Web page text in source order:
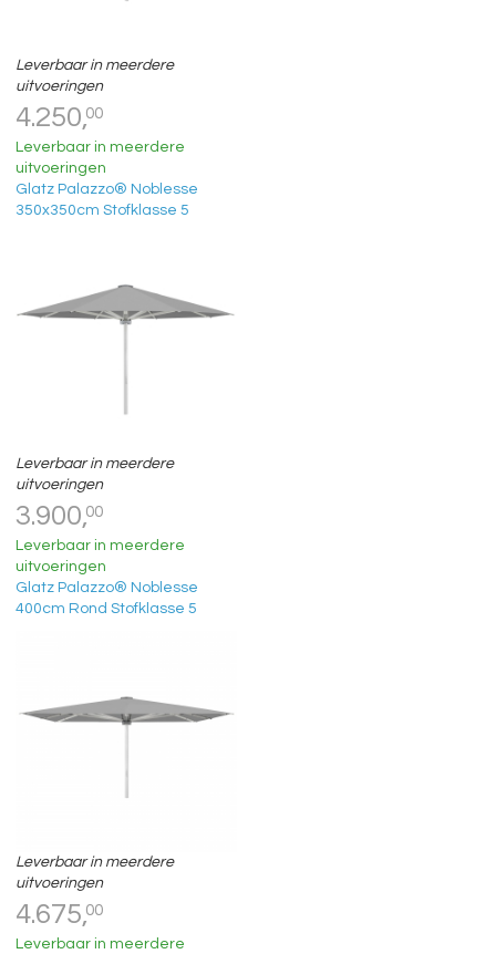
Leverbaar in meerdere
uitvoeringen
4.250,00
Leverbaar in meerdere
uitvoeringen
Glatz Palazzo® Noblesse
350x350cm Stofklasse 5
Leverbaar in meerdere
uitvoeringen
3.900,00
Leverbaar in meerdere
uitvoeringen
Glatz Palazzo® Noblesse
400cm Rond Stofklasse 5
Leverbaar in meerdere
uitvoeringen
4.675,00
Leverbaar in meerdere